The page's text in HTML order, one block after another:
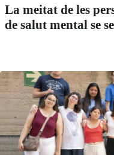
La meitat de les
de salut mental se